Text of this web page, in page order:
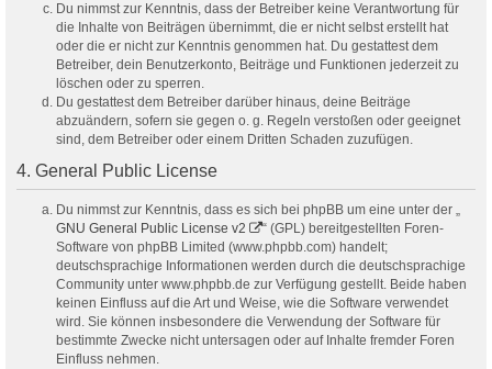
Du nimmst zur Kenntnis, dass der Betreiber keine Verantwortung für
die Inhalte von Beiträgen übernimmt, die er nicht selbst erstellt hat
oder die er nicht zur Kenntnis genommen hat. Du gestattest dem
Betreiber, dein Benutzerkonto, Beiträge und Funktionen jederzeit zu
löschen oder zu sperren.
Du gestattest dem Betreiber darüber hinaus, deine Beiträge
abzuändern, sofern sie gegen o. g. Regeln verstoßen oder geeignet
sind, dem Betreiber oder einem Dritten Schaden zuzufügen.
4. General Public License
Du nimmst zur Kenntnis, dass es sich bei phpBB um eine unter der „
GNU General Public License v2
“ (GPL) bereitgestellten Foren-
Software von phpBB Limited (www.phpbb.com) handelt;
deutschsprachige Informationen werden durch die deutschsprachige
Community unter www.phpbb.de zur Verfügung gestellt. Beide haben
keinen Einfluss auf die Art und Weise, wie die Software verwendet
wird. Sie können insbesondere die Verwendung der Software für
bestimmte Zwecke nicht untersagen oder auf Inhalte fremder Foren
Einfluss nehmen.